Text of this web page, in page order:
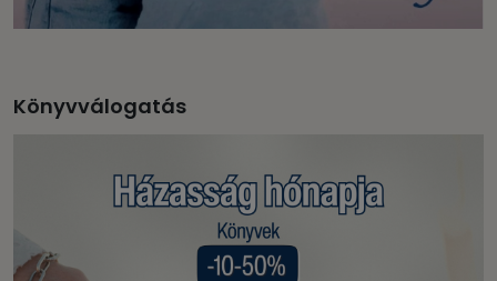
Könyvválogatás